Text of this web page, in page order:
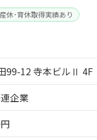
産休･育休取得実績あり
99-12 寺本ビルⅡ 4F
企業